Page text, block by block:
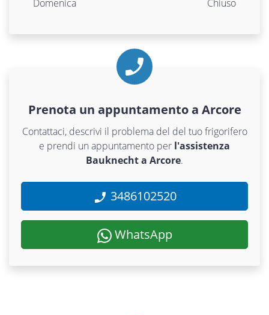
Domenica Chiuso
Prenota un appuntamento a Arcore
Contattaci, descrivi il problema del del tuo frigorifero
e prendi un appuntamento per l'assistenza
Bauknecht a Arcore.
3486102520
WhatsApp